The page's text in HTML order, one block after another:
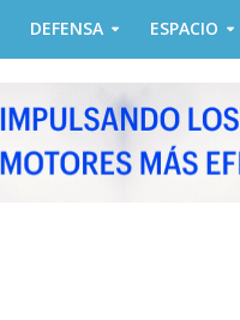
DEFENSA ESPACIO